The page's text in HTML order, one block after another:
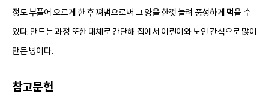
정도 부풀어 오르게 한 후 쪄냄으로써 그 양을 한껏 늘려 풍성하게 먹을 수
있다. 만드는 과정 또한 대체로 간단해 집에서 어린이와 노인 간식으로 많이
만든 빵이다.
참고문헌